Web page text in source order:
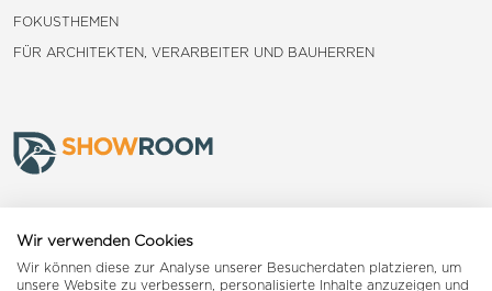
FOKUSTHEMEN
FÜR ARCHITEKTEN, VERARBEITER UND BAUHERREN
Landquart
Wir verwenden Cookies
Wir können diese zur Analyse unserer Besucherdaten platzieren, um
unsere Website zu verbessern, personalisierte Inhalte anzuzeigen und